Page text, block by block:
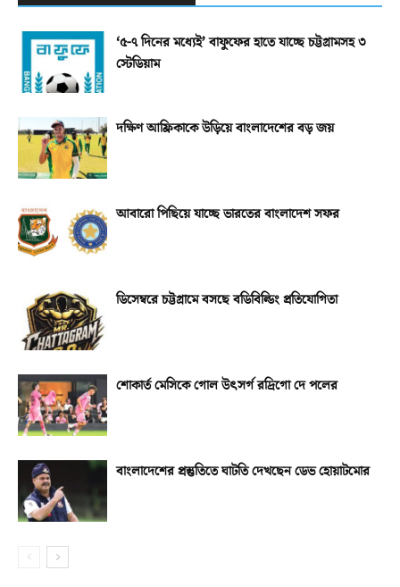
‘৫-৭ দিনের মধ্যেই’ বাফুফের হাতে যাচ্ছে চট্টগ্রামসহ ৩
স্টেডিয়াম
দক্ষিণ আফ্রিকাকে উড়িয়ে বাংলাদেশের বড় জয়
আবারো পিছিয়ে যাচ্ছে ভারতের বাংলাদেশ সফর
ডিসেম্বরে চট্টগ্রামে বসছে বডিবিল্ডিং প্রতিযোগিতা
শোকার্ত মেসিকে গোল উৎসর্গ রদ্রিগো দে পলের
বাংলাদেশের প্রস্তুতিতে ঘাটতি দেখছেন ডেভ হোয়াটমোর